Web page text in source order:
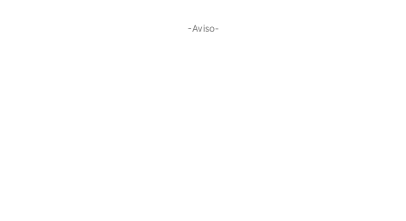
-Aviso-